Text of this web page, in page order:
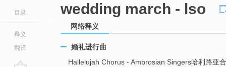
目录
释义
翻译
wedding march - lso
网络释义
婚礼进行曲
Hallelujah Chorus - Ambrosian Singers哈利路亚